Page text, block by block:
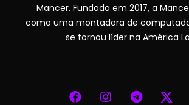
Mancer. Fundada em 2017, a
como uma montadora de
se tornou líder na América